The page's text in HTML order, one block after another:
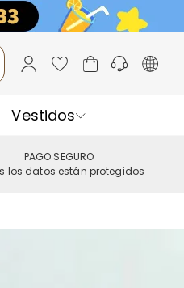
Vestidos
PAGO SEGURO
los datos están protegidos